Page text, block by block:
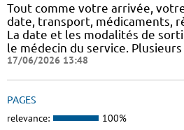
Tout comme votre arrivée,
date, transport, médicaments,
La date et les modalités de
le médecin du service.
17/06/2026 13:48
PAGES
relevance: 100%